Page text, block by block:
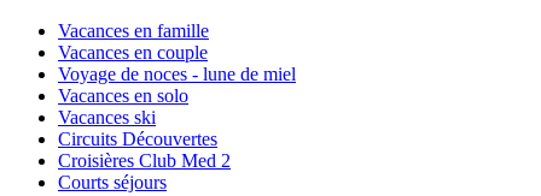
Vacances en famille
Vacances en couple
Voyage de noces - lune de miel
Vacances en solo
Vacances ski
Circuits Découvertes
Croisières Club Med 2
Courts séjours